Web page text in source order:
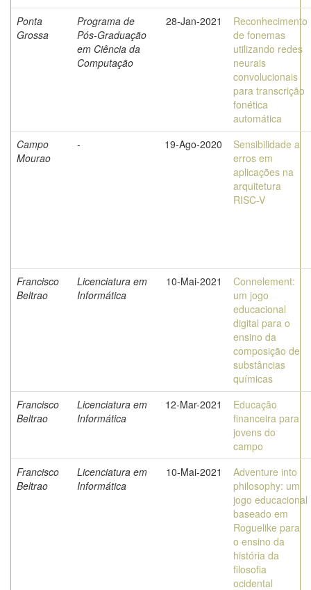
Ponta
Grossa
Programa de
Pós-Graduação
em Ciência da
Computação
28-Jan-2021
Reconhecimento
de fonemas
utilizando redes
neurais
convolucionais
para transcrição
fonética
automática
Campo
Mourao
- 19-Ago-2020
Sensibilidade a
erros em
aplicações na
arquitetura
RISC-V
Francisco
Beltrao
Licenciatura em
Informática
10-Mai-2021
Connelement:
um jogo
educacional
digital para o
ensino da
composição de
substâncias
químicas
Francisco
Beltrao
Licenciatura em
Informática
12-Mar-2021
Educação
financeira para
jovens do
campo
Francisco
Beltrao
Licenciatura em
Informática
10-Mai-2021
Adventure into
philosophy: um
jogo educacional
baseado em
Roguelike para
o ensino da
história da
filosofia
ocidental